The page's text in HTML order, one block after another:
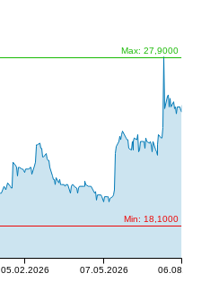
Min: 18,1000
Max: 27,9000
05.02.2026 07.05.2026 06.08.2026